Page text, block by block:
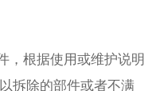
根据使用或维护说明
拆除的部件或者不满